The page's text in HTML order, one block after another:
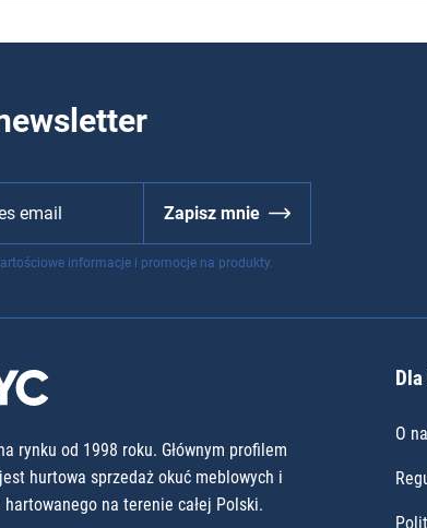
Zapisz mnie
informacje i promocje na produkty.
rynku od 1998 roku. Głównym profilem
hurtowa sprzedaż okuć meblowych i
hartowanego na terenie całej Polski.
O